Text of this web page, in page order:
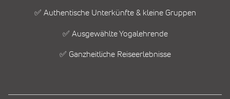
✅ Authentische Unterkünfte & kleine Gruppen
✅ Ausgewählte Yogalehrende
✅ Ganzheitliche Reiseerlebnisse